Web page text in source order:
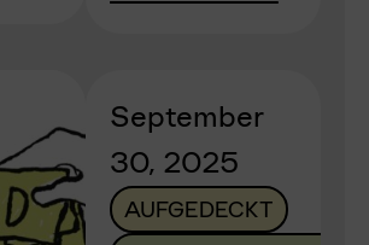
September
30, 2025
AUFGEDECKT